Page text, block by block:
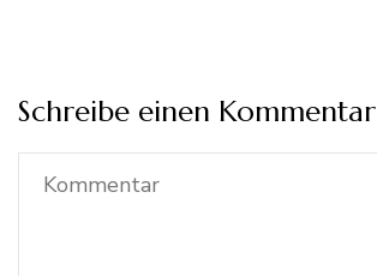
Schreibe einen Kommentar